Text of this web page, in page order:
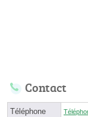
Contact
Téléphone